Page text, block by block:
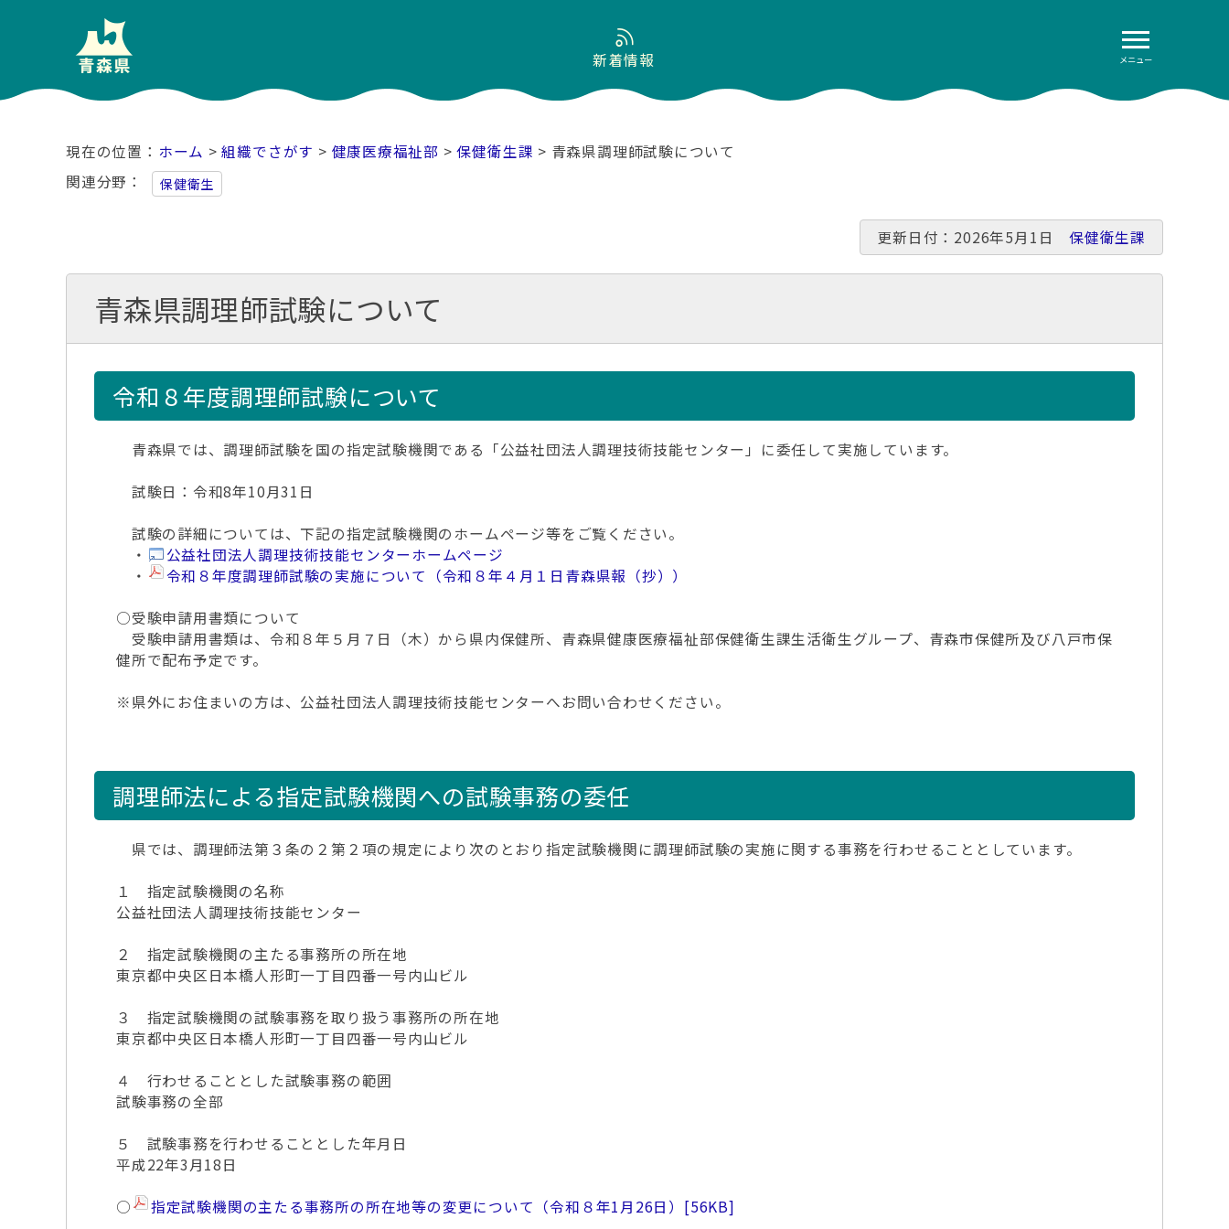
メニュー
新着情報
ホーム >組織でさがす > 健康医療福祉部 >保健衛生課 > 青森県調理師試験について
関連分野
保健衛生
更新日付：2026年5月1日保健衛生課
青森県調理師試験について
令和８年度調理師試験について
青森県では、調理師試験を国の指定試験機関である「公益社団法人調理技術技能センター」に委任して実施しています。
試験日：令和8年10月31日
試験の詳細については、下記の指定試験機関のホームページ等をご覧ください。
・
公益社団法人調理技術技能センターホームページ
・
令和８年度調理師試験の実施について（令和８年４月１日青森県報（抄））
○受験申請用書類について
受験申請用書類は、令和８年５月７日（木）から県内保健所、青森県健康医療福祉部保健衛生課生活衛生グループ、青森市保健所及び八戸市保
健所で配布予定です。
※県外にお住まいの方は、公益社団法人調理技術技能センターへお問い合わせください。
調理師法による指定試験機関への試験事務の委任
県では、調理師法第３条の２第２項の規定により次のとおり指定試験機関に調理師試験の実施に関する事務を行わせることとしています。
１ 指定試験機関の名称
公益社団法人調理技術技能センター
２ 指定試験機関の主たる事務所の所在地
東京都中央区日本橋人形町一丁目四番一号内山ビル
３ 指定試験機関の試験事務を取り扱う事務所の所在地
東京都中央区日本橋人形町一丁目四番一号内山ビル
４ 行わせることとした試験事務の範囲
試験事務の全部
５ 試験事務を行わせることとした年月日
平成22年3月18日
○
指定試験機関の主たる事務所の所在地等の変更について（令和８年1月26日） [56KB]